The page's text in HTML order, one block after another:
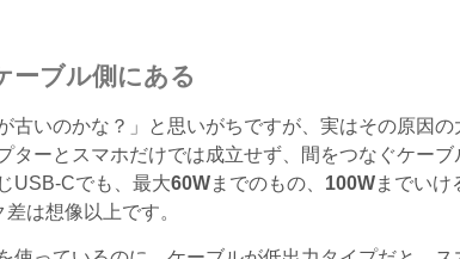
ーブル側にある
古いのかな？」と思いがちですが、実はその原因の
ターとスマホだけでは成立せず、間をつなぐケーブ
USB‑Cでも、最大60Wまでのもの、 100Wまでいけ
は想像以上です。